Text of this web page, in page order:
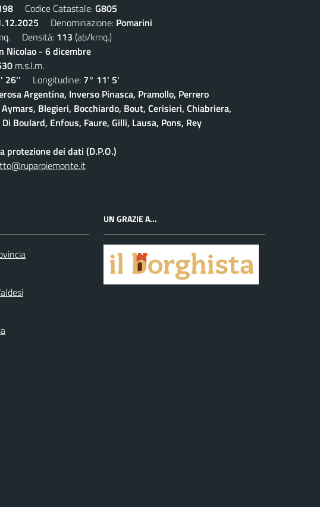
Codice Catastale:G805
Denominazione: Pomarini
Densità: 113 (ab/kmq.)
Nicolao - 6 dicembre
m.s.l.m.
26'' Longitudine: 7° 11' 5'
Argentina, Inverso Pinasca, Pramollo, Perrero
Aymars, Blegieri, Bocchiardo, Bout, Cerisieri, Chiabriera,
Boulard, Enfous, Faure, Gilli, Lausa, Pons, Rey
protezione dei dati (D.P.O.)
UN GRAZIE A...